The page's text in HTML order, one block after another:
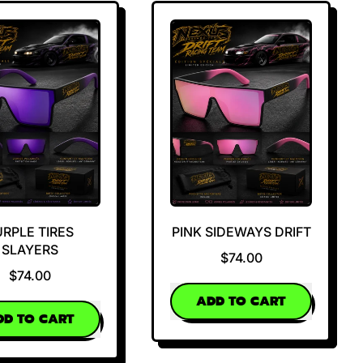
TIRES
SLAYERS
$74.00
TO CART
,
PINK SIDEWAYS DRIFT
$74.00
REGULAR PRICE
ADD TO CART
,
PINK